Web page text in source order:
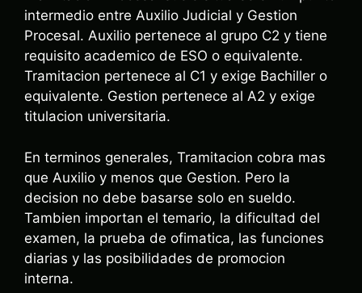
intermedio entre Auxilio Judicial y Gestion
Procesal. Auxilio pertenece al grupo C2 y tiene
requisito academico de ESO o equivalente.
Tramitacion pertenece al C1 y exige Bachiller o
equivalente. Gestion pertenece al A2 y exige
titulacion universitaria.
En terminos generales, Tramitacion cobra mas
que Auxilio y menos que Gestion. Pero la
decision no debe basarse solo en sueldo.
Tambien importan el temario, la dificultad del
examen, la prueba de ofimatica, las funciones
diarias y las posibilidades de promocion
interna.